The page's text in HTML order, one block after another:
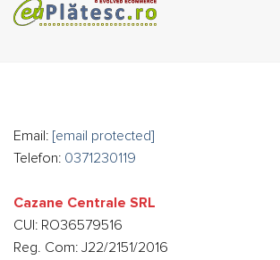
Email: [email protected]
Telefon: 0371230119
Cazane Centrale SRL
CUI: RO36579516
Reg. Com: J22/2151/2016